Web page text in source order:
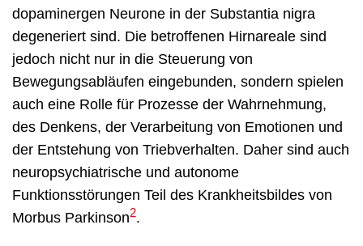
dopaminergen Neurone in der Substantia nigra
degeneriert sind. Die betroffenen Hirnareale sind
jedoch nicht nur in die Steuerung von
Bewegungsabläufen eingebunden, sondern spielen
auch eine Rolle für Prozesse der Wahrnehmung,
des Denkens, der Verarbeitung von Emotionen und
der Entstehung von Triebverhalten. Daher sind auch
neuropsychiatrische und autonome
Funktionsstörungen Teil des Krankheitsbildes von
Morbus Parkinson2.